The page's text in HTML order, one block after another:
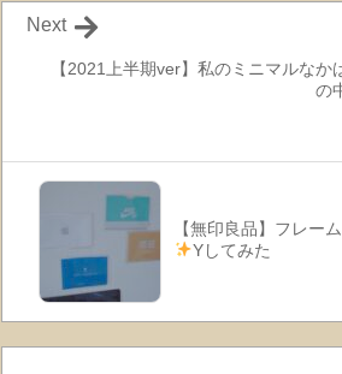
【2021上半期ver】私のミニマルなか
の
Next
【無印良品】フレー
Yしてみた